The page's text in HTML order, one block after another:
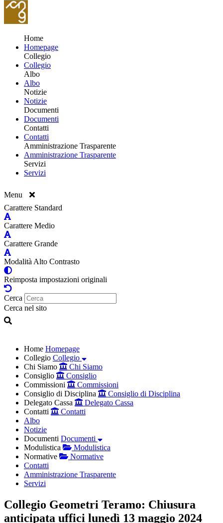
Home
Homepage
Collegio
Collegio
Albo
Albo
Notizie
Notizie
Documenti
Documenti
Contatti
Contatti
Amministrazione Trasparente
Amministrazione Trasparente
Servizi
Servizi
Menu
Carattere Standard
Carattere Medio
Carattere Grande
Modalità Alto Contrasto
Reimposta impostazioni originali
Cerca
Cerca nel sito
Home Homepage
Collegio Collegio
Chi Siamo
Chi Siamo
Consiglio
Consiglio
Commissioni
Commissioni
Consiglio di Disciplina
Consiglio di Disciplina
Delegato Cassa
Delegato Cassa
Contatti
Contatti
Albo
Notizie
Documenti Documenti
Modulistica
Modulistica
Normative
Normative
Contatti
Amministrazione Trasparente
Servizi
Collegio Geometri Teramo: Chiusura
anticipata uffici lunedì 13 maggio 2024